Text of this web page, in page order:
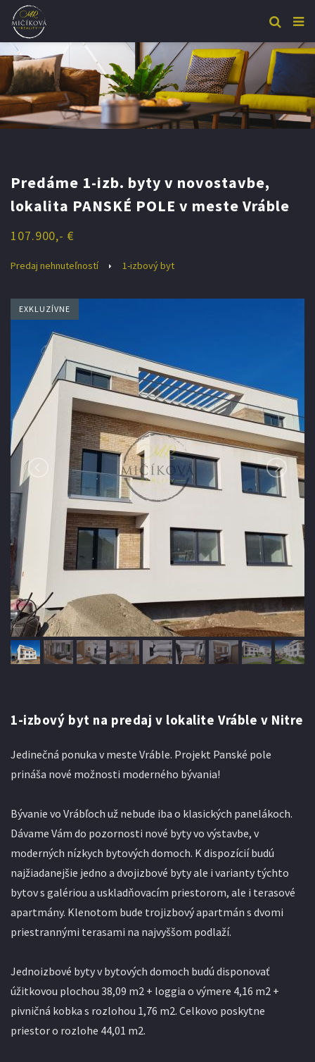
Predáme 1-izb. byty v novostavbe,
lokalita PANSKÉ POLE v meste Vráble
107.900,- €
Predaj nehnuteľností 1-izbový byt
EXKLUZÍVNE
1-izbový byt na predaj v lokalite Vráble v Nitre
Jedinečná ponuka v meste Vráble. Projekt Panské pole
prináša nové možnosti moderného bývania!
Bývanie vo Vrábľoch už nebude iba o klasických panelákoch.
Dávame Vám do pozornosti nové byty vo výstavbe, v
moderných nízkych bytových domoch. K dispozícií budú
najžiadanejšie jedno a dvojizbové byty ale i varianty týchto
bytov s galériou a uskladňovacím priestorom, ale i terasové
apartmány. Klenotom bude trojizbový apartmán s dvomi
priestrannými terasami na najvyššom podlaží.
Jednoizbové byty v bytových domoch budú disponovať
úžitkovou plochou 38,09 m2 + loggia o výmere 4,16 m2 +
pivničná kobka s rozlohou 1,76 m2. Celkovo poskytne
priestor o rozlohe 44,01 m2.